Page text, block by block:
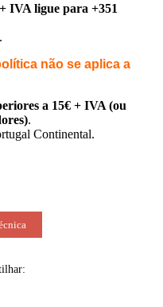
IVA ligue para +351
.
não se aplica a
a 15€ + IVA (ou
.
Continental.